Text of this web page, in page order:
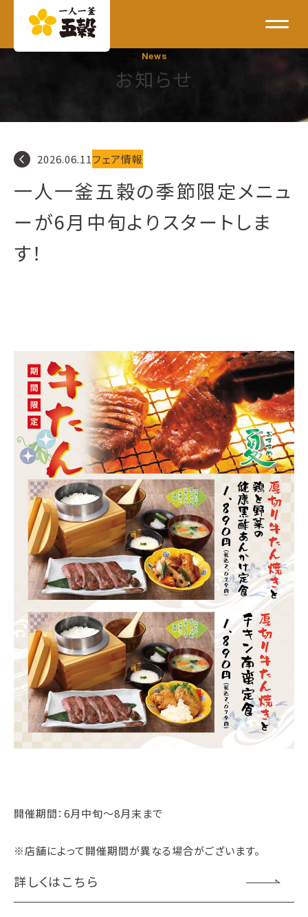
News
お知らせ
navigate_before 2026.06.11フェア情報
一人一釜五穀の季節限定メニュ
ーが6月中旬よりスタートしま
す！
開催期間：6月中旬～8月末まで
※店舗によって開催期間が異なる場合がございます。
詳しくはこちら